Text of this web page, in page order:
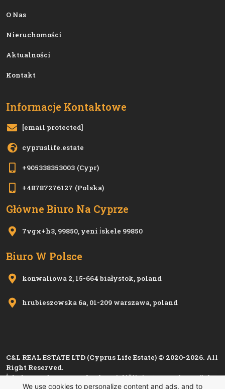
O Nas
Nieruchomości
Aktualności
Kontakt
Informacje Kontaktowe
[email protected]
cypruslife.estate
+905338353003 (Cypr)
+48787276127 (Polska)
Główne Biuro Na Cyprze
7vgx+h3, 99850, yeni i̇skele 99850
Biuro W Polsce
konwaliowa 2, 15-664 białystok, poland
hrubieszowska 6a, 01-209 warszawa, poland
C&L REAL ESTATE LTD (Cyprus Life Estate) © 2020-2026. All
Right Reserved.
İskele Esnaf ve Zanaatkarlar Birliği'nin 1280, Kıbrıs Türk
We use cookies to personalize content and ads, and to